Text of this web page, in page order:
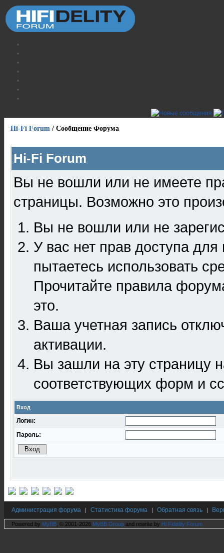
Hi-Fi Forum / Сообщение Форума
Hi-Fi Forum
Вы не вошли или не имеете
страницы. Возможно это
Вы не вошли или не
У вас нет прав доступа
пытаетесь использовать
Прочитайте правила
это.
Ваша учетная запись
активации.
Вы зашли на эту
соответствующих форм и
Вход
Логин:
Пароль:
Администрация форума | Статистика форума | Обратная связь |
Powered by MyBB , © 2001-2026 MyBB Group and rewrite by Hi Fidelity Forum